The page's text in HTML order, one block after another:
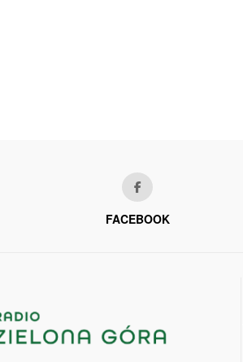
FACEBOOK